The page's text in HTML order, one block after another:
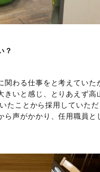
？
わる仕事をと考えていた
いと感じ、とりあえず高
たことから採用していた
声がかかり、任用職員と